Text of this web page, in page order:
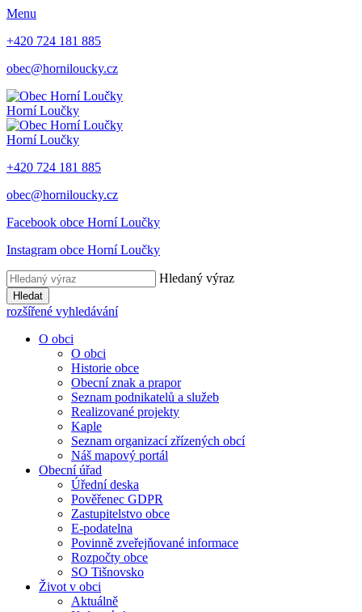
Menu
+420 724 181 885
obec@horniloucky.cz
Horní Loučky
Horní Loučky
+420 724 181 885
obec@horniloucky.cz
Facebook obce Horní Loučky
Instagram obce Horní Loučky
Hledaný výraz
Hledat
rozšířené vyhledávání
O obci
O obci
Historie obce
Obecní znak a prapor
Seznam podnikatelů a služeb
Realizované projekty
Kaple
Seznam organizací zřízených obcí
Náš mapový portál
Obecní úřad
Úřední deska
Pověřenec GDPR
Zastupitelstvo obce
E-podatelna
Povinně zveřejňované informace
Rozpočty obce
SO Tišnovsko
Život v obci
Aktuálně